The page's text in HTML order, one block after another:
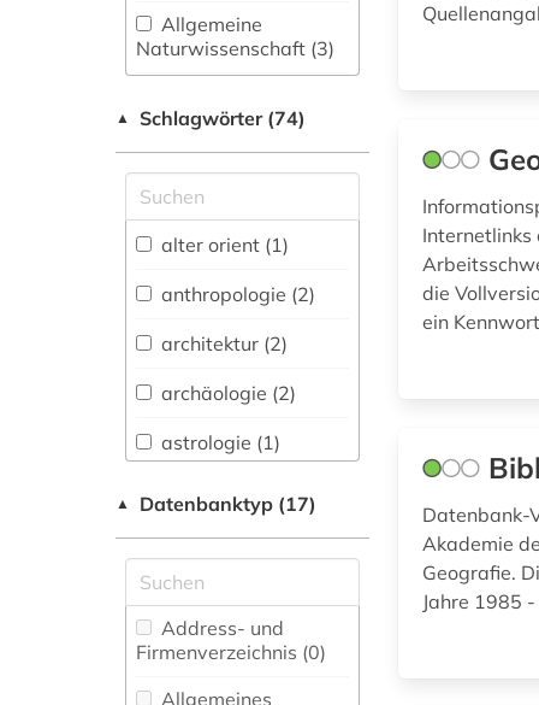
Allgemeine
Naturwissenschaft (3)
fachübergreifende
Allgemeine und
vergleichende Sprach-
und
Literaturwissenschaft.
Indogermanistik.
Außereuropäische
Sprachen und
Anglistik.
Amerikanistik (1)
Vermessungswesen (4)
Biologie,
Biotechnologie (1)
Buch- und
▲ Schlagwörter (74)
alter orient (1)
anthropologie (2)
architektur (2)
archäologie (2)
astrologie (1)
astronomie (1)
baden-württemberg
(1)
bergbau (1)
bibliografie (1)
▲ Datenbanktyp (17)
Address- und
Firmenverzeichnis (0)
Allgemeines
Internetlinks
die
ein
Datenbank-
Akademie
Geografie.
Jahre 1985